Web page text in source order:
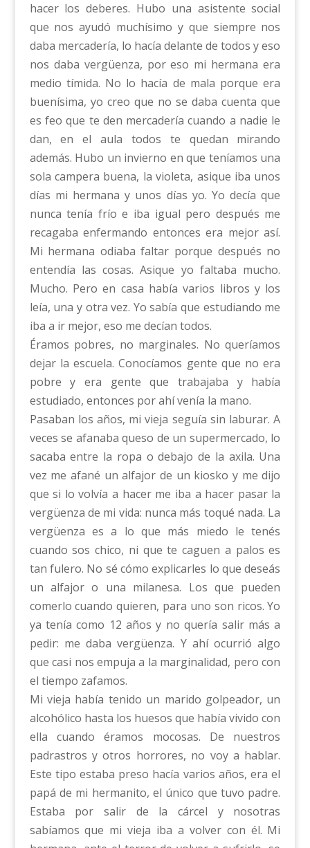
hacer los deberes. Hubo una asistente social
que nos ayudó muchísimo y que siempre nos
daba mercadería, lo hacía delante de todos y eso
nos daba vergüenza, por eso mi hermana era
medio tímida. No lo hacía de mala porque era
buenísima, yo creo que no se daba cuenta que
es feo que te den mercadería cuando a nadie le
dan, en el aula todos te quedan mirando
además. Hubo un invierno en que teníamos una
sola campera buena, la violeta, asique iba unos
días mi hermana y unos días yo. Yo decía que
nunca tenía frío e iba igual pero después me
recagaba enfermando entonces era mejor así.
Mi hermana odiaba faltar porque después no
entendía las cosas. Asique yo faltaba mucho.
Mucho. Pero en casa había varios libros y los
leía, una y otra vez. Yo sabía que estudiando me
iba a ir mejor, eso me decían todos.
Éramos pobres, no marginales. No queríamos
dejar la escuela. Conocíamos gente que no era
pobre y era gente que trabajaba y había
estudiado, entonces por ahí venía la mano.
Pasaban los años, mi vieja seguía sin laburar. A
veces se afanaba queso de un supermercado, lo
sacaba entre la ropa o debajo de la axila. Una
vez me afané un alfajor de un kiosko y me dijo
que si lo volvía a hacer me iba a hacer pasar la
vergüenza de mi vida: nunca más toqué nada. La
vergüenza es a lo que más miedo le tenés
cuando sos chico, ni que te caguen a palos es
tan fulero. No sé cómo explicarles lo que deseás
un alfajor o una milanesa. Los que pueden
comerlo cuando quieren, para uno son ricos. Yo
ya tenía como 12 años y no quería salir más a
pedir: me daba vergüenza. Y ahí ocurrió algo
que casi nos empuja a la marginalidad, pero con
el tiempo zafamos.
Mi vieja había tenido un marido golpeador, un
alcohólico hasta los huesos que había vivido con
ella cuando éramos mocosas. De nuestros
padrastros y otros horrores, no voy a hablar.
Este tipo estaba preso hacía varios años, era el
papá de mi hermanito, el único que tuvo padre.
Estaba por salir de la cárcel y nosotras
sabíamos que mi vieja iba a volver con él. Mi